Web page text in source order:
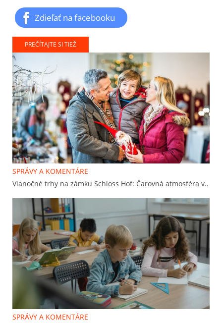
Zdieľať na facebooku
PREČÍTAJTE SI TIEŽ
SPRÁVY A KOMENTÁRE
Vianočné trhy na zámku Schloss Hof: Čarovná atmosféra v..
SPRÁVY A KOMENTÁRE